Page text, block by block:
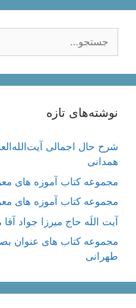
نوشته‌های تازه
شرح حال اجمالی
همدانی
مجموعه کتاب آموزه های
مجموعه کتاب آموزه های
آیت اللَه حاج میرزا جواد
مجموعه کتاب های عنوان
طهرانی